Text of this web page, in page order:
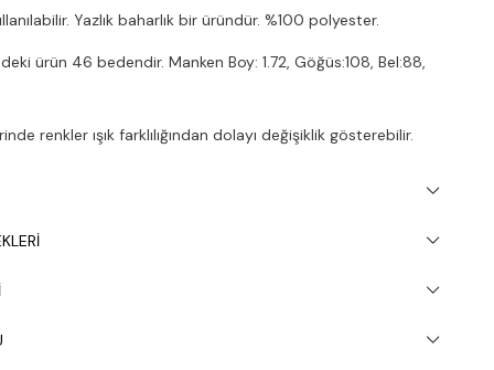
Yazlık baharlık bir üründür. %100 polyester.
ürün 46 bedendir. Manken Boy: 1.72, Göğüs:108, Bel:88,
renkler ışık farklılığından dolayı değişiklik gösterebilir.